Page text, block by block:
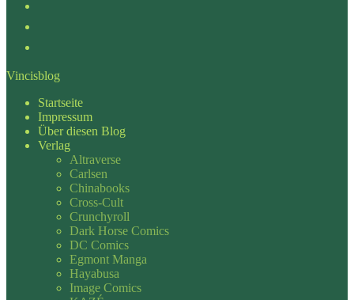
Vincisblog
Startseite
Impressum
Über diesen Blog
Verlag
Altraverse
Carlsen
Chinabooks
Cross-Cult
Crunchyroll
Dark Horse Comics
DC Comics
Egmont Manga
Hayabusa
Image Comics